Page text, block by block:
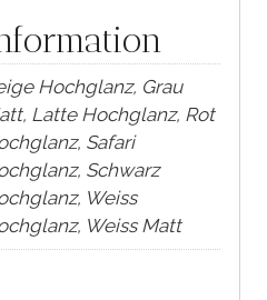
Hochglanz, Grau
Latte Hochglanz, Rot
Safari
Schwarz
Weiss
Weiss Matt